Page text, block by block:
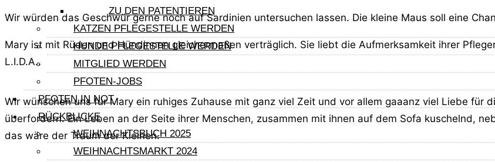
ZU DEN PATENTIEREN
KATZEN PFLEGESTELLE WERDEN
HUNDE PFLEGESTELLE WERDEN
MITGLIED WERDEN
PFOTEN-JOBS
PFOTEN IN NOT
RÜCKBLICKE
WEIHNACHTSBUCH 2025
WEIHNACHTSMARKT 2024
Wir würden das Geschwür gerne noch auf Sardinien untersuchen lassen. Die kleine Maus soll eine
Mary ist mit Rüden und Hündinnen gleichermaßen verträglich. Sie liebt die Aufmerksamkeit ihrer
L.I.D.A..
Wir wünschen uns für Mary ein ruhiges Zuhause mit ganz viel Zeit und vor allem gaaanz viel Liebe für
überfordern. Ein Leben an der Seite ihrer Menschen, zusammen mit ihnen auf dem Sofa kuschelnd,
das wäre der Traum der Kleinen.